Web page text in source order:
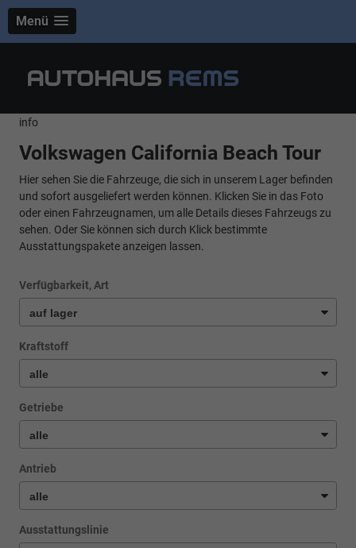
Menü
info
Volkswagen California Beach Tour
Hier sehen Sie die Fahrzeuge, die sich in unserem Lager befinden
und sofort ausgeliefert werden können. Klicken Sie in das Foto
oder einen Fahrzeugnamen, um alle Details dieses Fahrzeugs zu
sehen. Oder Sie können sich durch Klick bestimmte
Ausstattungspakete anzeigen lassen.
Verfügbarkeit, Art
Kraftstoff
Getriebe
Antrieb
Ausstattungslinie